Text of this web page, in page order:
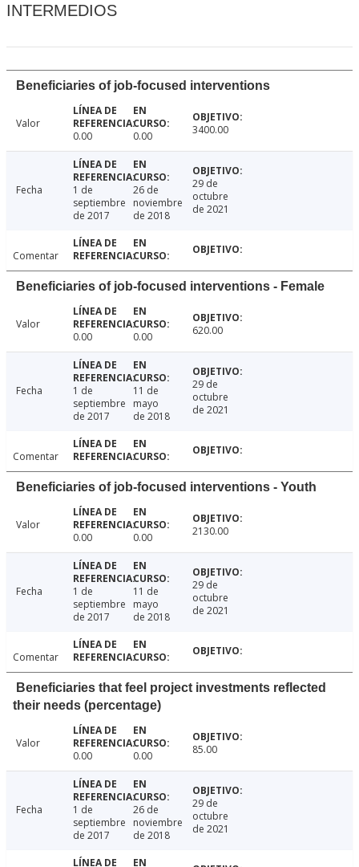
INTERMEDIOS
Beneficiaries of job-focused interventions
Valor
0.00
0.00 3400.00
Fecha
1 de
septiembre
de 2017
26 de
noviembre
de 2018
29 de
octubre
de 2021
Comentar
Beneficiaries of job-focused interventions - Female
Valor
0.00
0.00 620.00
Fecha
1 de
septiembre
de 2017
11 de
mayo
de 2018
29 de
octubre
de 2021
Comentar
Beneficiaries of job-focused interventions - Youth
Valor
0.00
0.00 2130.00
Fecha
1 de
septiembre
de 2017
11 de
mayo
de 2018
29 de
octubre
de 2021
Comentar
Beneficiaries that feel project investments reflected
their needs (percentage)
Valor
0.00
0.00 85.00
Fecha
1 de
septiembre
de 2017
26 de
noviembre
de 2018
29 de
octubre
de 2021